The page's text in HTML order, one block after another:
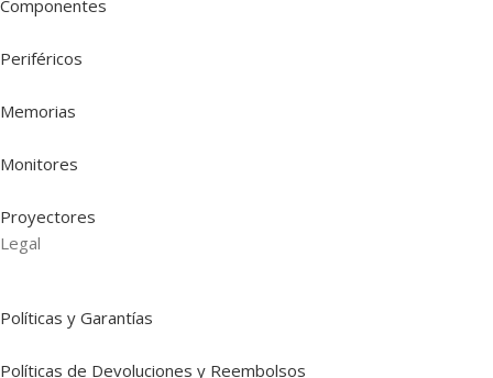
Componentes
Periféricos
Memorias
Monitores
Proyectores
Legal
Políticas y Garantías
Políticas de Devoluciones y Reembolsos